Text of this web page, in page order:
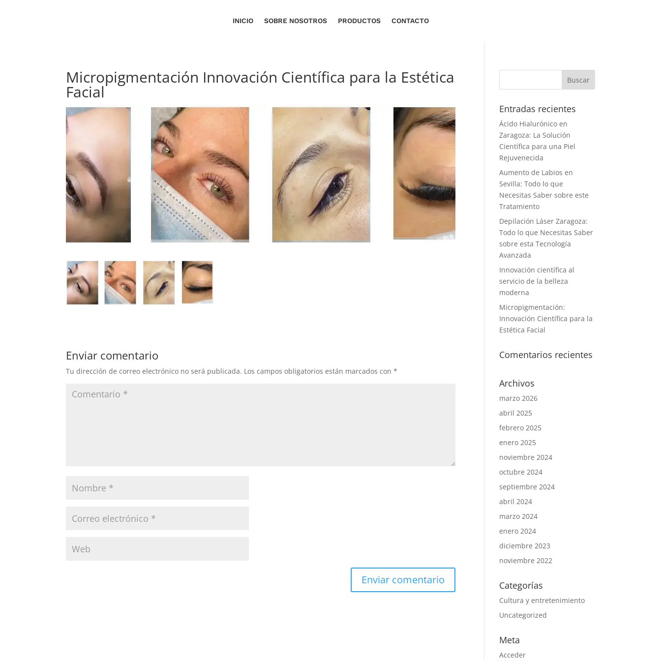
INICIO SOBRE NOSOTROS PRODUCTOS CONTACTO
Micropigmentación Innovación Científica para la Estética
Facial
Enviar comentario
Tu dirección de correo electrónico no será publicada. Los campos obligatorios están marcados con*
Entradas recientes
Ácido Hialurónico en
Zaragoza: La Solución
Científica para una Piel
Rejuvenecida
Aumento de Labios en
Sevilla: Todo lo que
Necesitas Saber sobre este
Tratamiento
Depilación Láser Zaragoza:
Todo lo que Necesitas Saber
sobre esta Tecnología
Avanzada
Innovación científica al
servicio de la belleza
moderna
Micropigmentación:
Innovación Científica para la
Estética Facial
Comentarios recientes
Archivos
marzo 2026
abril 2025
febrero 2025
enero 2025
noviembre 2024
octubre 2024
septiembre 2024
abril 2024
marzo 2024
enero 2024
diciembre 2023
noviembre 2022
Categorías
Cultura y entretenimiento
Uncategorized
Meta
Acceder